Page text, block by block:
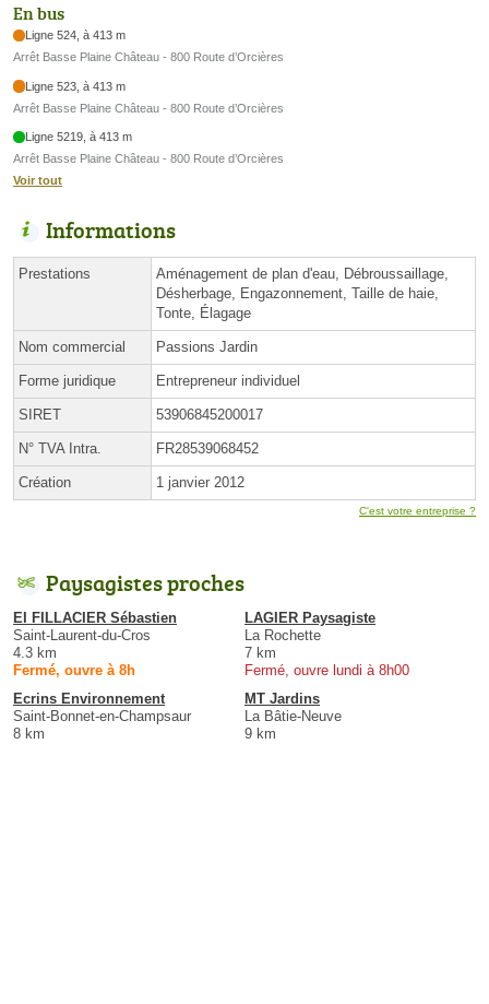
En bus
Ligne 524, à 413 m
Arrêt Basse Plaine Château - 800 Route d’Orcières
Ligne 523, à 413 m
Arrêt Basse Plaine Château - 800 Route d’Orcières
Ligne 5219, à 413 m
Arrêt Basse Plaine Château - 800 Route d’Orcières
Voir tout
Informations
Prestations
Aménagement de plan d'eau, Débroussaillage,
Désherbage, Engazonnement, Taille de haie,
Tonte, Élagage
Nom commercial Passions Jardin
Forme juridique Entrepreneur individuel
SIRET 53906845200017
N° TVA Intra. FR28539068452
Création 1 janvier 2012
C'est votre entreprise ?
Paysagistes proches
EI FILLACIER Sébastien
Saint-Laurent-du-Cros
4.3 km
Fermé, ouvre à 8h
LAGIER Paysagiste
La Rochette
7 km
Fermé, ouvre lundi à 8h00
Ecrins Environnement
Saint-Bonnet-en-Champsaur
8 km
MT Jardins
La Bâtie-Neuve
9 km